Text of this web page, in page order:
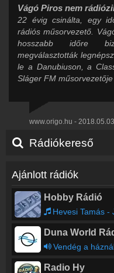
Vágó Piros nem
22 évig csinálta, egy
rádiós műsorvezető.
hosszabb időre
megválasztották
le a Danubiuson, a
Sláger FM műsorvezetője
www.origo.hu - 2018.05.03.
Rádiókereső
Ajánlott rádiók
Hobby Rádió
Hevesi Tamás -
Duna World
Vendég a
Radio Hy